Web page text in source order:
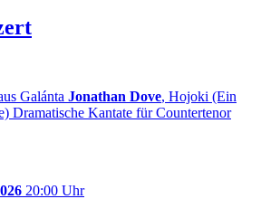
Galánta Jonathan Dove, Hojoki (Ein
Dramatische Kantate für Countertenor
20:00 Uhr